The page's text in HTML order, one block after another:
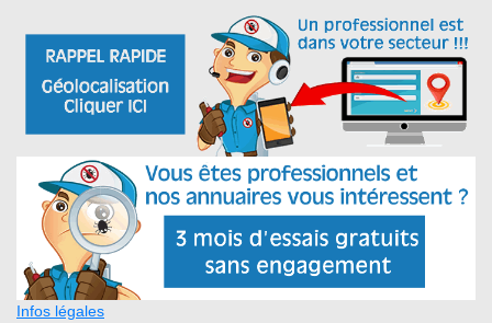
Infos légales